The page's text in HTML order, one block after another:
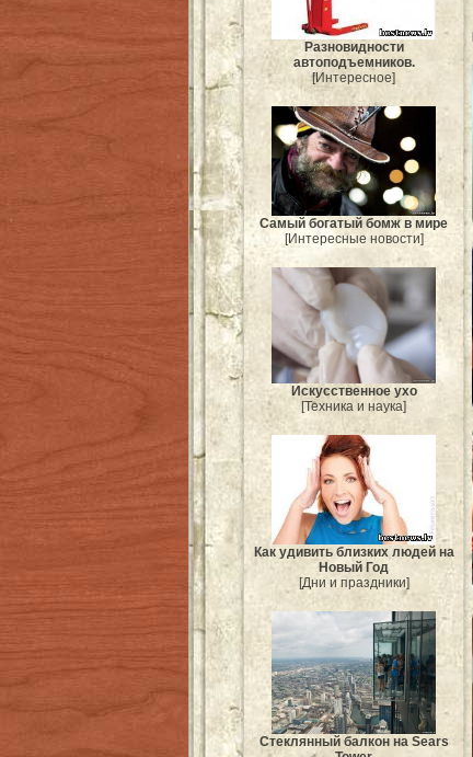
Разновидности
автоподъемников.
[Интересное]
Самый богатый бомж в мире
[Интересные новости]
Искусственное ухо
[Техника и наука]
Как удивить близких людей на
Новый Год
[Дни и праздники]
Стеклянный балкон на Sears